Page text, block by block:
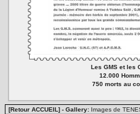
Les GMS et les
12.000
750 morts au
[Retour ACCUEIL] - Gallery: Images de